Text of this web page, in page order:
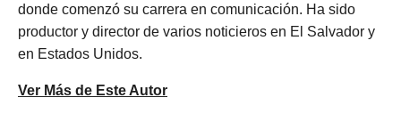
donde comenzó su carrera en comunicación. Ha sido
productor y director de varios noticieros en El Salvador y
en Estados Unidos.
Ver Más de Este Autor